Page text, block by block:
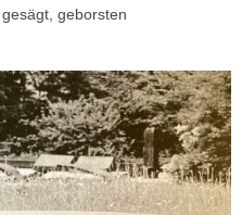
geborsten